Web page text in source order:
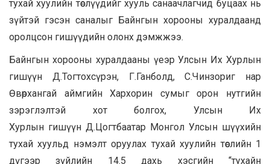
тухай хуулийн төслүүдийг хууль санаачлагчид буцаах нь
зүйтэй гэсэн саналыг Байнгын хорооны хуралдаанд
оролцсон гишүүдийн олонх дэмжжээ.
Байнгын хорооны хуралдааны үеэр Улсын Их Хурлын
гишүүн Д.Тогтохсүрэн, Г.Ганболд, С.Чинзориг нар
Өвөрхангай аймгийн Хархорин сумыг орон нутгийн
зэрэглэлтэй хот болгох, Улсын Их
Хурлын гишүүн Д.Цогтбаатар Монгол Улсын шүүхийн
тухай хуульд нэмэлт оруулах тухай хуулийн төслийн 1
дүгээр зүйлийн 14.5 дахь хэсгийн “тухайн